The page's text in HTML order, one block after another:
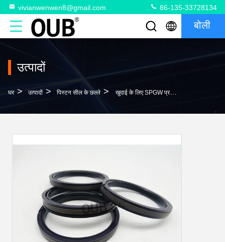
vivianwenwen8@gmail.com 86-135-33728134
बोली
उत्पादों
घर > उत्पादों > पिस्टन सील के छल्ले > खुदाई के लिए SPGW प्रकार सील पिस्टन रॉड तेल सील 707-44-50080 पिस्टन सील के छल्ले 706-8J-41620